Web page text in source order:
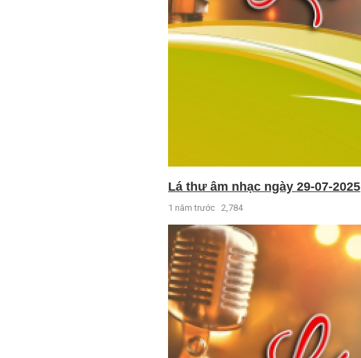
Lá thư âm nhạc ngày 29-07-2025
1 năm trước 2,784